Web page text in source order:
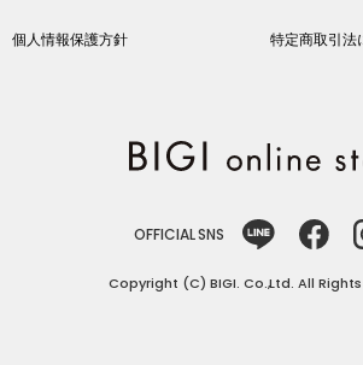
個人情報保護方針 特定商取引法
OFFICIAL SNS
Copyright (C) BIGI. Co.,Ltd. All Rights